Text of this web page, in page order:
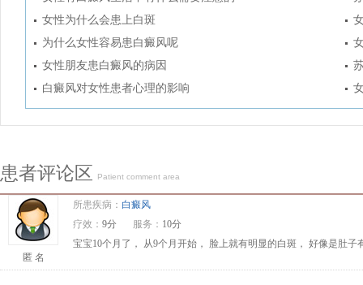
女性为什么会患上白斑
为什么女性容易患白癜风呢
女性朋友患白癜风的病因
白癜风对女性患者心理的影响
患者评论区 Patient comment area
匿 名
所患疾病： 白癜风
疗效： 9分 服务： 10分
宝宝10个月了， 从9个月开始， 脸上就有明显的白斑， 好像是肚